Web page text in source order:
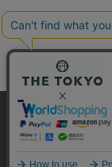
当サイトはクッキー
の一部の機能およ
ング活動に利用する
プライバシーポリシ